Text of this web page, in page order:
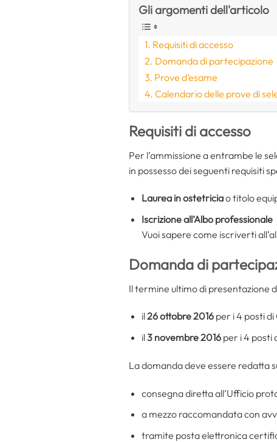
Gli argomenti dell'articolo
Requisiti di accesso
Domanda di partecipazione
Prove d’esame
Calendario delle prove di
Requisiti di accesso
Per l’ammissione a entrambe le
in possesso dei seguenti requisiti
Laurea in ostetriciao titolo
Iscrizione all’Albo professionale
Vuoi sapere come iscriverti
Domanda di
Il termine ultimo di presentazione
il26 ottobre 2016per i 4 posti
il3 novembre 2016per i 4 posti
La domanda deve essere redatta
consegna diretta all’Ufficio
a mezzo raccomandata con
tramite posta elettronica